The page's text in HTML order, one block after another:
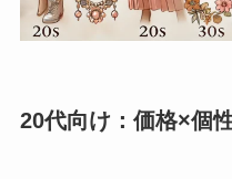
20代向け：価格×個